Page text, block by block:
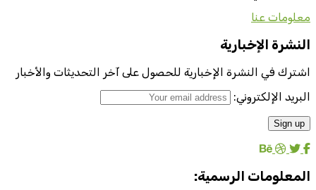
معلومات عنا
النشرة الإخبارية
اشترك في النشرة الإخبارية للحصول على آخر التحديثات والأخبار
البريد الإلكتروني:
المعلومات الرسمية: